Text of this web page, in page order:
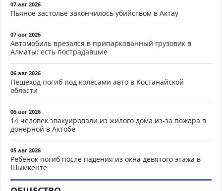
07 авг 2026
Пьяное застолье закончилось убийством в Актау
07 авг 2026
Автомобиль врезался в припаркованный грузовик в
Алматы: есть пострадавшие
06 авг 2026
Пешеход погиб под колёсами авто в Костанайской
области
06 авг 2026
14 человек эвакуировали из жилого дома из-за пожара в
донерной в Актобе
05 авг 2026
Ребёнок погиб после падения из окна девятого этажа в
Шымкенте